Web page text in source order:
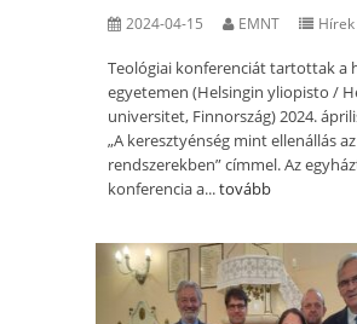
2024-04-15 EMNT Hírek
Teológiai konferenciát tartottak a
egyetemen (Helsingin yliopisto /
universitet, Finnország) 2024.
„A keresztyénség mint ellenállás
rendszerekben” címmel. Az
konferencia a...tovább